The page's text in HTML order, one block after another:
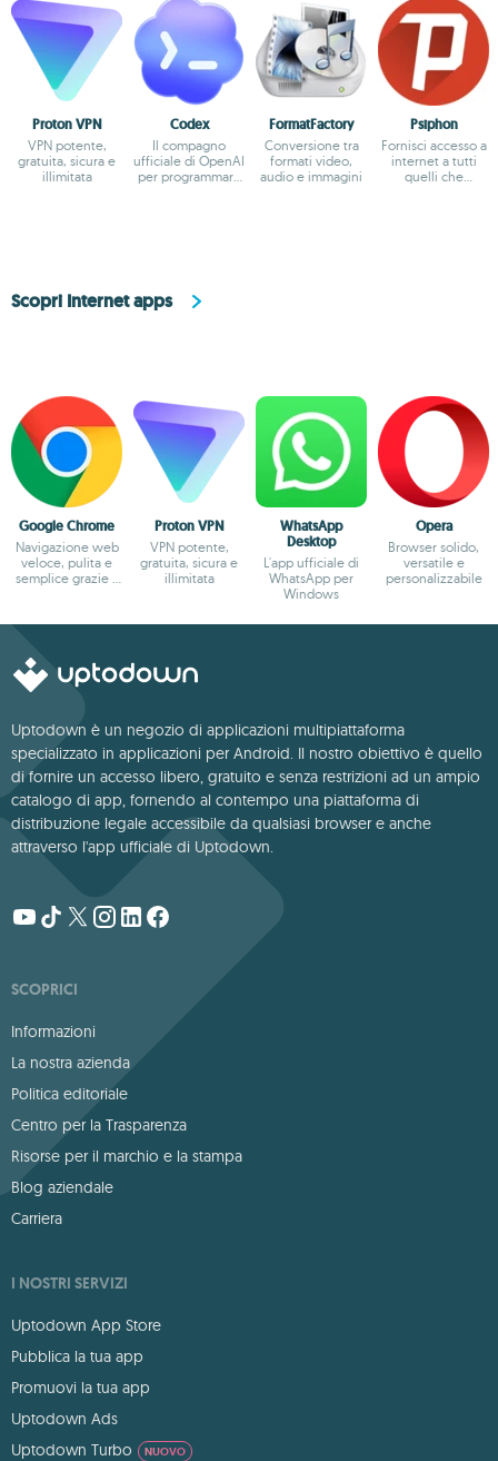
Proton VPN
VPN potente,
gratuita, sicura e
illimitata
Codex
Il compagno
ufficiale di OpenAI
per programmare
FormatFactory
Conversione tra
formati video,
audio e immagini
Psiphon
Fornisci accesso a
internet a tutti
quelli che
Scopri Internet apps
Google Chrome
Navigazione web
veloce, pulita e
semplice grazie a
Proton VPN
VPN potente,
gratuita, sicura e
illimitata
WhatsApp
Desktop
L'app ufficiale di
WhatsApp per
Windows
Opera
Browser solido,
versatile e
personalizzabile
Uptodown è un negozio di applicazioni multipiattaforma
specializzato in applicazioni per Android. Il nostro obiettivo è quello
di fornire un accesso libero, gratuito e senza restrizioni ad un ampio
catalogo di app, fornendo al contempo una piattaforma di
distribuzione legale accessibile da qualsiasi browser e anche
attraverso l'app ufficiale di Uptodown.
SCOPRICI
Informazioni
La nostra azienda
Politica editoriale
Centro per la Trasparenza
Risorse per il marchio e la stampa
Blog aziendale
Carriera
I NOSTRI SERVIZI
Uptodown App Store
Pubblica la tua app
Promuovi la tua app
Uptodown Ads
Uptodown Turbo
NUOVO